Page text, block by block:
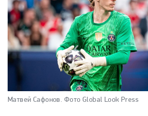
Матвей Сафонов. Фото Global Look Press